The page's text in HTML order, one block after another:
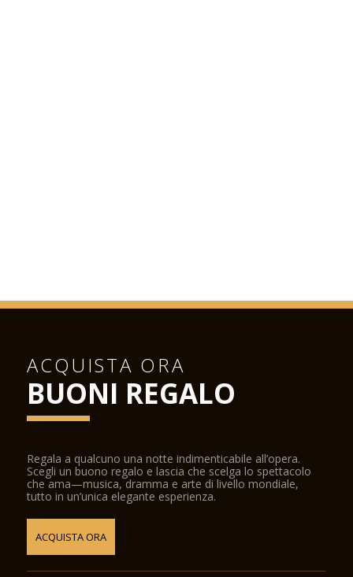
ACQUISTA ORA
BUONI REGALO
Regala a qualcuno una notte indimenticabile all’opera.
Scegli un buono regalo e lascia che scelga lo spettacolo
che ama—musica, dramma e arte di livello mondiale,
tutto in un’unica elegante esperienza.
ACQUISTA ORA